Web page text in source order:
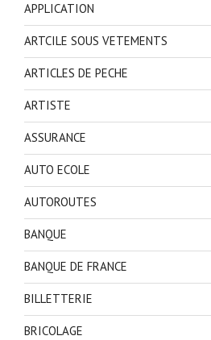
APPLICATION
ARTCILE SOUS VETEMENTS
ARTICLES DE PECHE
ARTISTE
ASSURANCE
AUTO ECOLE
AUTOROUTES
BANQUE
BANQUE DE FRANCE
BILLETTERIE
BRICOLAGE